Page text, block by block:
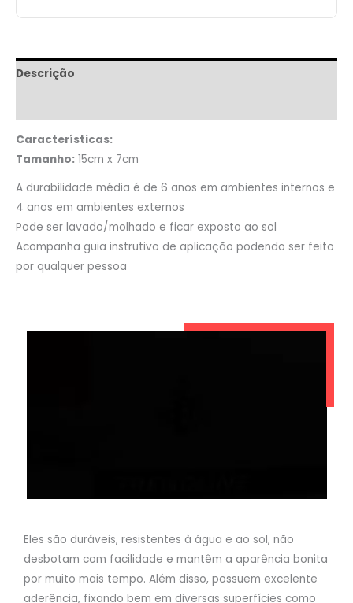
Descrição
Características:
Tamanho: 15cm x 7cm
A durabilidade média é de 6 anos em ambientes internos e
4 anos em ambientes externos
Pode ser lavado/molhado e ficar exposto ao sol
Acompanha guia instrutivo de aplicação podendo ser feito
por qualquer pessoa
Eles são duráveis, resistentes à água e ao sol, não
desbotam com facilidade e mantêm a aparência bonita
por muito mais tempo. Além disso, possuem excelente
aderência, fixando bem em diversas superfícies como